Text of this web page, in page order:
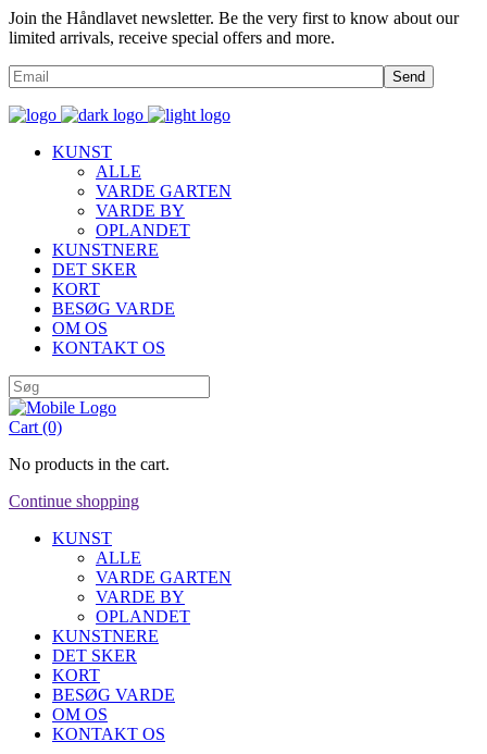
Join the Håndlavet newsletter. Be the very first to know about our
limited arrivals, receive special offers and more.
Send
KUNST
ALLE
VARDE GARTEN
VARDE BY
OPLANDET
KUNSTNERE
DET SKER
KORT
BESØG VARDE
OM OS
KONTAKT OS
Cart (0)
No products in the cart.
Continue shopping
KUNST
ALLE
VARDE GARTEN
VARDE BY
OPLANDET
KUNSTNERE
DET SKER
KORT
BESØG VARDE
OM OS
KONTAKT OS